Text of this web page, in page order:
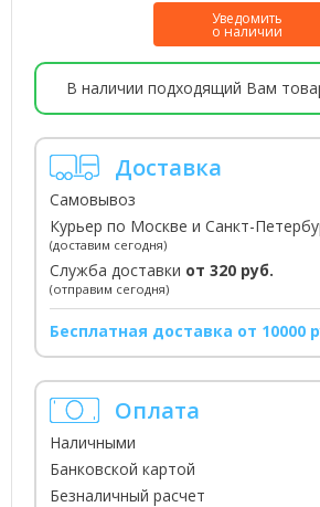
Уведомить
о наличии
В наличии подходящий Вам
Доставка
Самовывоз
Курьер по Москве и Санкт-
(доставим сегодня)
Служба доставки от 320 руб.
(отправим сегодня)
Бесплатная доставка от 10000
Оплата
Наличными
Банковской картой
Безналичный расчет